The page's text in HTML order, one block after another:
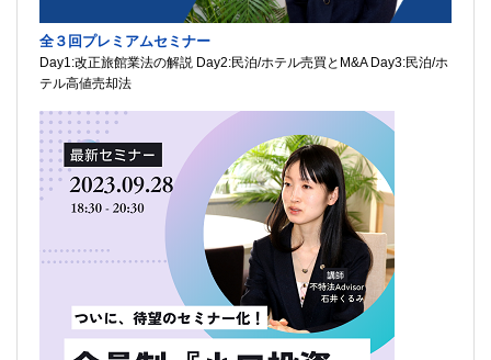
全３回プレミアムセミナー
Day1:改正旅館業法の解説 Day2:民泊/ホテル売買とM&A Day3:民泊/ホ
テル高値売却法